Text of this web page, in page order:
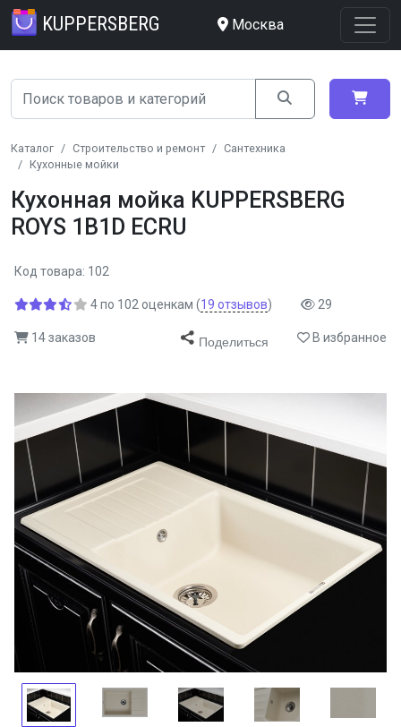
KUPPERSBERG Москва
Каталог Строительство и ремонт
Сантехника
Кухонные мойки
Кухонная мойка KUPPERSBERG
ROYS 1B1D ECRU
Код товара: 102
4по 102 оценкам (19 отзывов) 29
14 заказов Поделиться В избранное